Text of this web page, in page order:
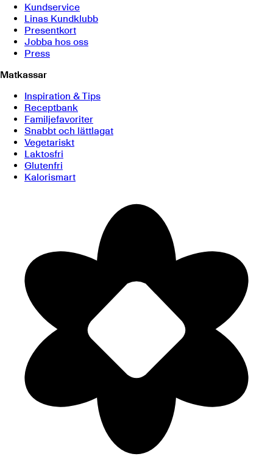
Kundservice
Linas Kundklubb
Presentkort
Jobba hos oss
Press
Matkassar
Inspiration & Tips
Receptbank
Familjefavoriter
Snabbt och lättlagat
Vegetariskt
Laktosfri
Glutenfri
Kalorismart